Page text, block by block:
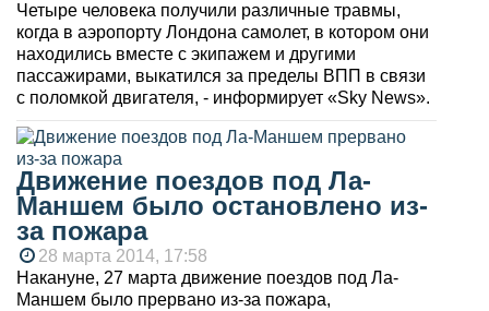
Четыре человека получили различные травмы,
когда в аэропорту Лондона самолет, в котором они
находились вместе с экипажем и другими
пассажирами, выкатился за пределы ВПП в связи
с поломкой двигателя, - информирует «Sky News».
Движение поездов под Ла-
Маншем было остановлено из-
за пожара
28 марта 2014, 17:58
Накануне, 27 марта движение поездов под Ла-
Маншем было прервано из-за пожара,